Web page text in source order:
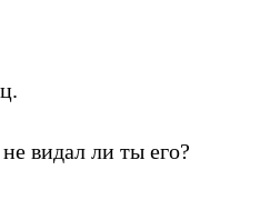
видал ли ты его?